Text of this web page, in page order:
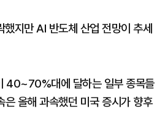
지만 AI 반도체 산업 전망이 추세
40~70%대에 달하는 일부 종목들
올해 과속했던 미국 증시가 향후